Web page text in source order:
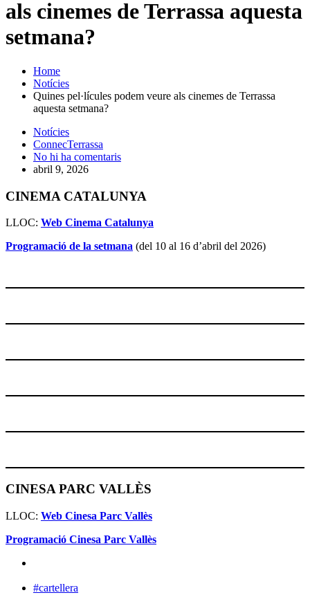
als cinemes de Terrassa aquesta
setmana?
Home
Notícies
Quines pel·lícules podem veure als cinemes de Terrassa
aquesta setmana?
Notícies
ConnecTerrassa
No hi ha comentaris
abril 9, 2026
CINEMA CATALUNYA
LLOC: Web Cinema Catalunya
Programació de la setmana (del 10 al 16 d’abril del 2026)
CINESA PARC VALLÈS
LLOC: Web Cinesa Parc Vallès
Programació Cinesa Parc Vallès
#cartellera